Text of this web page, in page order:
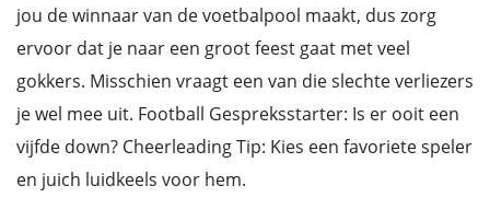
jou de winnaar van de voetbalpool maakt, dus zorg
ervoor dat je naar een groot feest gaat met veel
gokkers. Misschien vraagt een van die slechte verliezers
je wel mee uit. Football Gespreksstarter: Is er ooit een
vijfde down? Cheerleading Tip: Kies een favoriete speler
en juich luidkeels voor hem.